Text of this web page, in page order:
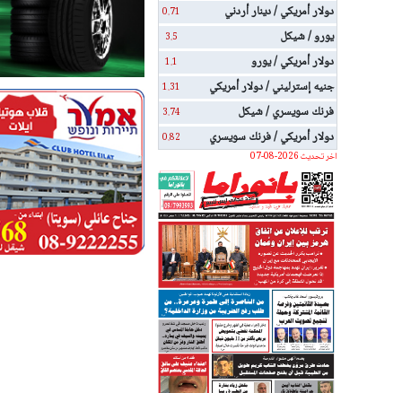
دولار أمريكي / دينار أردني 0.71
يورو / شيكل 3.5
دولار أمريكي / يورو 1.1
جنيه إسترليني / دولار أمريكي 1.31
فرنك سويسري / شيكل 3.74
دولار أمريكي / فرنك سويسري
0.82
اخر تحديث 2026-08-07